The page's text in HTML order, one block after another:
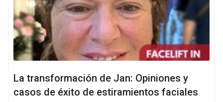
La transformación de Jan: Opiniones y
casos de éxito de estiramientos faciales